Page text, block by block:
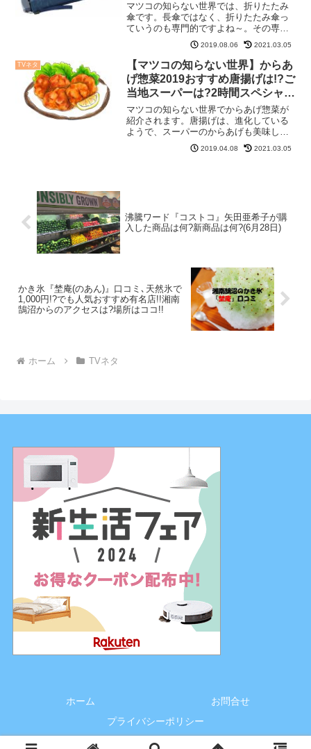
マツコの知らない世界では、折りたたみ
傘です。長傘ではなく、折りたたみ傘っ
ていうのも専門的ですよね～。その専門
的な分野の土屋博勇喜さんが登場です。
折りたたみ傘は、世界では55％、日本で
は21％しか使われていません。世界で
は、折りたたみ傘が一般...
2019.08.06 2021.03.05
TVネタ
【マツコの知らない世界】からあ
げ惣菜2019おすすめ唐揚げは!?ご
当地スーパーは?2時間スペシャル
(4月9日)
マツコの知らない世界でからあげ惣菜が
紹介されます。唐揚げは、進化している
ようで、スーパーのからあげも美味しく
変化しているようです。気になったので
調べてみました。【マツコの知らない世
2019.04.08 2021.03.05
沸騰ワード『コストコ』矢田亜希子が購
入した商品は何?新商品は何?(6月28日)
かき氷『埜庵(のあん)』口コミ､天然氷で
1,000円!?でも人気おすすめ有名店!!湘南
鵠沼からのアクセスは?場所はココ!!
ホーム TVネタ
ホーム
お問合せ
プライバシーポリシー
© 2018 『ママ何歳？』湘南にぎやか家族.